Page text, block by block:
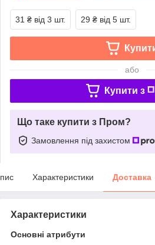
31 ₴ від 3 шт. 29 ₴ від 5 шт.
або
Купити з
Що таке купити з Пром?
Замовлення під захистом
Характеристики Доставка
Характеристики
Основні атрибути